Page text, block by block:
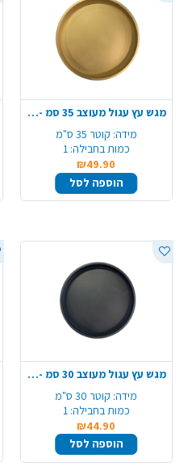
מגש עץ עגול מעוצב 35 סמ - זהב
מידה: קוטר 35 ס"מ
כמות בחבילה: 1
₪49.90
הוספה לסל
מגש עץ עגול מעוצב 30 סמ - שחור
מידה: קוטר 30 ס"מ
כמות בחבילה: 1
₪44.90
הוספה לסל